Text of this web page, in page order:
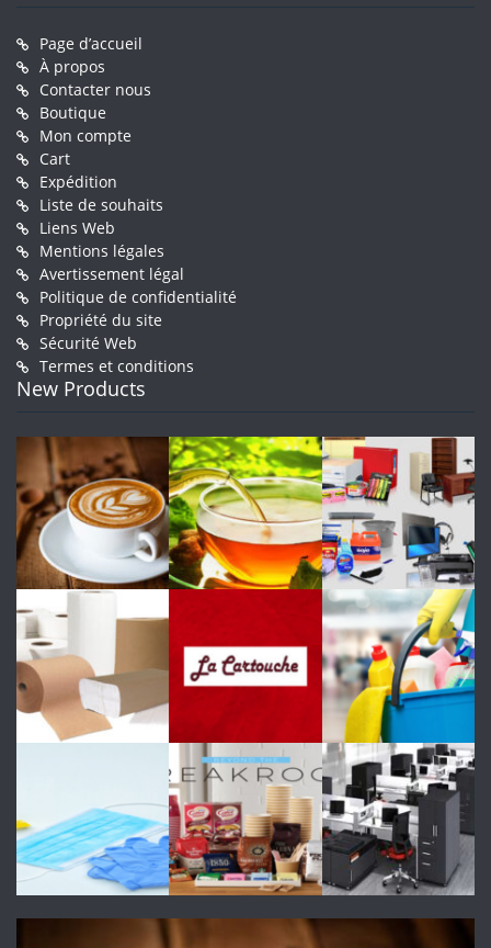
Page d’accueil
À propos
Contacter nous
Boutique
Mon compte
Cart
Expédition
Liste de souhaits
Liens Web
Mentions légales
Avertissement légal
Politique de confidentialité
Propriété du site
Sécurité Web
Termes et conditions
New Products